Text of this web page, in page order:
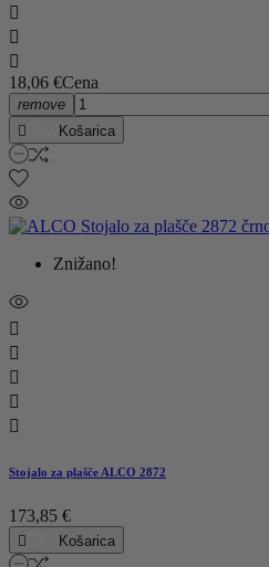



18,06 €Cena
remove

Košarica
Znižano!





Stojalo za plašče ALCO 2872
173,85 €
 Košarica